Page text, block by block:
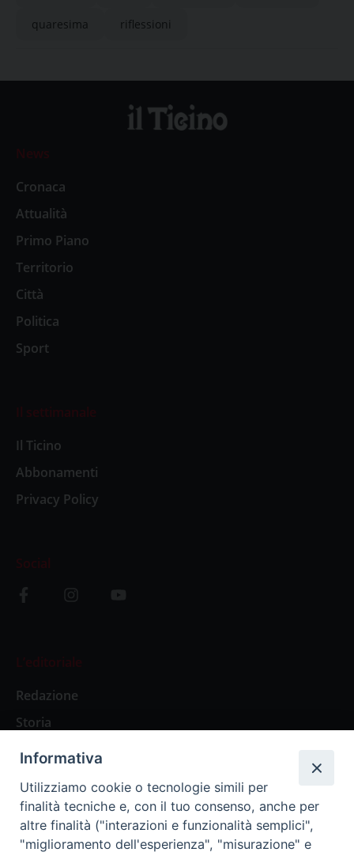
quaresima riflessioni
News
Cronaca
Attualità
Primo Piano
Territorio
Città
Politica
Sport
Il settimanale
Il Ticino
Abbonamenti
Privacy Policy
Social
L’editoriale
Redazione
Storia
Abbonamenti
Abbonamento Annuale Digitale
Abbonamento Annuale Cartaceo
Informativa
Utilizziamo cookie o tecnologie simili per
finalità tecniche e, con il tuo consenso, anche per
altre finalità ("interazioni e funzionalità semplici",
"miglioramento dell'esperienza", "misurazione" e